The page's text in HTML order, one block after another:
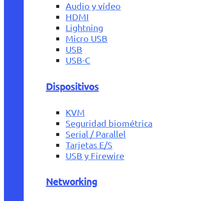
Audio y vídeo
HDMI
Lightning
Micro USB
USB
USB-C
Dispositivos
KVM
Seguridad biométrica
Serial / Parallel
Tarjetas E/S
USB y Firewire
Networking